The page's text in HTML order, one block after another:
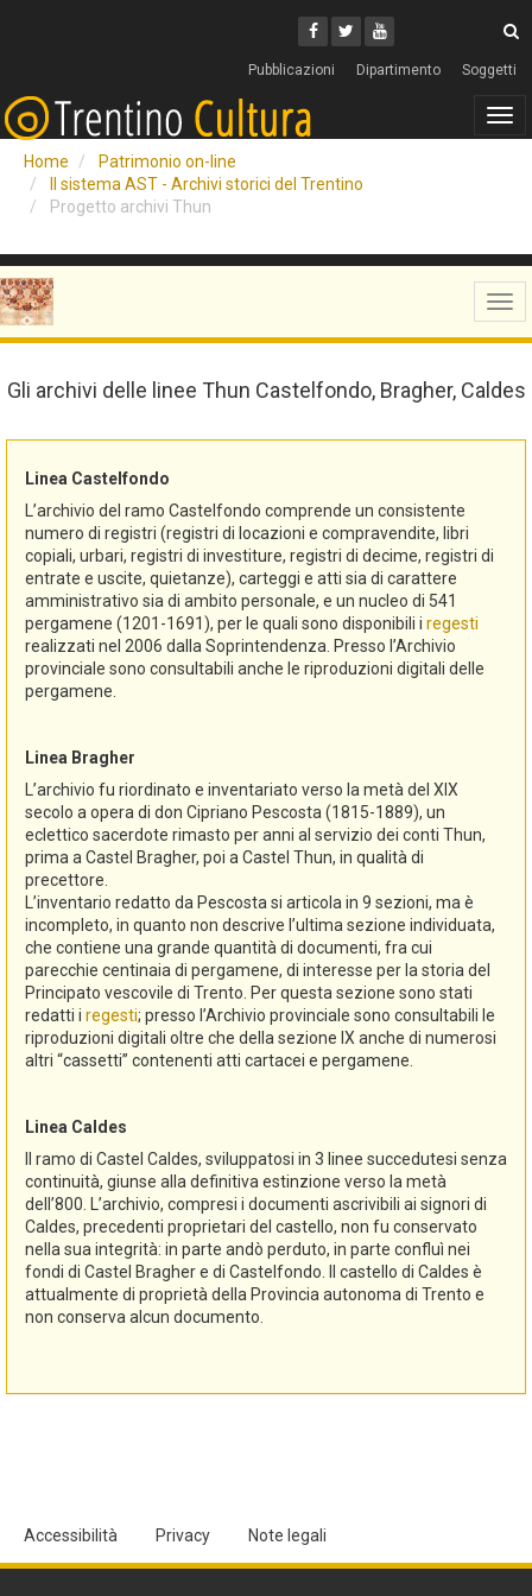
Facebook
Twitter
Youtube
Pubblicazioni Dipartimento Soggetti
Home
Patrimonio on-line
Il sistema AST - Archivi storici del Trentino
Progetto archivi Thun
Gli archivi delle linee Thun Castelfondo, Bragher, Caldes
Linea Castelfondo
L’archivio del ramo Castelfondo comprende un consistente
numero di registri (registri di locazioni e compravendite, libri
copiali, urbari, registri di investiture, registri di decime, registri di
entrate e uscite, quietanze), carteggi e atti sia di carattere
amministrativo sia di ambito personale, e un nucleo di 541
pergamene (1201-1691), per le quali sono disponibili i regesti
realizzati nel 2006 dalla Soprintendenza. Presso l’Archivio
provinciale sono consultabili anche le riproduzioni digitali delle
pergamene.
Linea Bragher
L’archivio fu riordinato e inventariato verso la metà del XIX
secolo a opera di don Cipriano Pescosta (1815-1889), un
eclettico sacerdote rimasto per anni al servizio dei conti Thun,
prima a Castel Bragher, poi a Castel Thun, in qualità di
precettore.
L’inventario redatto da Pescosta si articola in 9 sezioni, ma è
incompleto, in quanto non descrive l’ultima sezione individuata,
che contiene una grande quantità di documenti, fra cui
parecchie centinaia di pergamene, di interesse per la storia del
Principato vescovile di Trento. Per questa sezione sono stati
redatti i regesti; presso l’Archivio provinciale sono consultabili le
riproduzioni digitali oltre che della sezione IX anche di numerosi
altri “cassetti” contenenti atti cartacei e pergamene.
Linea Caldes
Il ramo di Castel Caldes, sviluppatosi in 3 linee succedutesi senza
continuità, giunse alla definitiva estinzione verso la metà
dell’800. L’archivio, compresi i documenti ascrivibili ai signori di
Caldes, precedenti proprietari del castello, non fu conservato
nella sua integrità: in parte andò perduto, in parte confluì nei
fondi di Castel Bragher e di Castelfondo. Il castello di Caldes è
attualmente di proprietà della Provincia autonoma di Trento e
non conserva alcun documento.
Accessibilità Privacy Note legali